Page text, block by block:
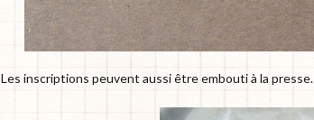
Les inscriptions peuvent aussi être embouti à la presse.